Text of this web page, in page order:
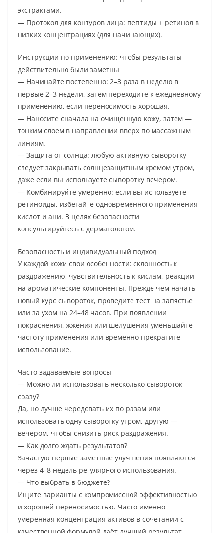
экстрактами.
— Протокол для контуров лица: пептиды + ретинол в
низких концентрациях (для начинающих).
Инструкции по применению: чтобы результаты
действительно были заметны
— Начинайте постепенно: 2–3 раза в неделю в
первые 2–3 недели, затем переходите к ежедневному
применению, если переносимость хорошая.
— Наносите сначала на очищенную кожу, затем —
тонким слоем в направлении вверх по массажным
линиям.
— Защита от солнца: любую активную сыворотку
следует закрывать солнцезащитным кремом утром,
даже если вы используете сыворотку вечером.
— Комбинируйте умеренно: если вы используете
ретиноиды, избегайте одновременного применения
кислот и ани. В целях безопасности
консультируйтесь с дерматологом.
Безопасность и индивидуальный подход
У каждой кожи свои особенности: склонность к
раздражению, чувствительность к кислам, реакции
на ароматические компоненты. Прежде чем начать
новый курс сывороток, проведите тест на запястье
или за ухом на 24–48 часов. При появлении
покраснения, жжения или шелушения уменьшайте
частоту применения или временно прекратите
использование.
Часто задаваемые вопросы
— Можно ли использовать несколько сывороток
сразу?
Да, но лучше чередовать их по разам или
использовать одну сыворотку утром, другую —
вечером, чтобы снизить риск раздражения.
— Как долго ждать результатов?
Зачастую первые заметные улучшения появляются
через 4–8 недель регулярного использования.
— Что выбрать в бюджете?
Ищите варианты с компромиссной эффективностью
и хорошей переносимостью. Часто именно
умеренная концентрация активов в сочетании с